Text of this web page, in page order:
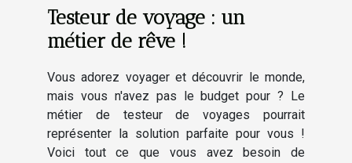
Testeur de voyage : un
métier de rêve !
Vous adorez voyager et découvrir le monde,
mais vous n'avez pas le budget pour ? Le
métier de testeur de voyages pourrait
représenter la solution parfaite pour vous !
Voici tout ce que vous avez besoin de